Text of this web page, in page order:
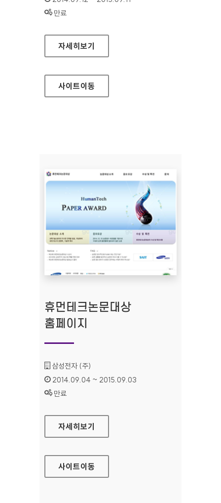
상태 :
만료
삼성전자 승마단 홈페이지
자세히보기
사이트이동
휴먼테크논문대상
홈페이지
기관명 :
삼성전자 (주)
인증기간 :
2014.09.04 ~ 2015.09.03
상태 :
만료
휴먼테크논문대상 홈페이지
자세히보기
사이트이동